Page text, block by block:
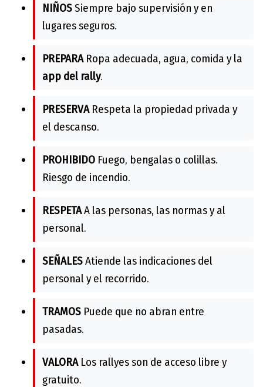
NIÑOSSiempre bajo supervisión y en
lugares seguros.
PREPARARopa adecuada, agua, comida y la
app del rally.
PRESERVARespeta la propiedad privada y
el descanso.
PROHIBIDO Fuego, bengalas o colillas.
Riesgo de incendio.
RESPETAA las personas, las normas y al
personal.
SEÑALESAtiende las indicaciones del
personal y el recorrido.
TRAMOS Puede que no abran entre
pasadas.
VALORALos rallyes son de acceso libre y
gratuito.